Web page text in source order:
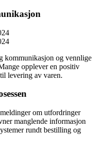
kommunikasjon og vennlige
opplever en positiv
levering av varen.
om utfordringer
manglende informasjon
rundt bestilling og